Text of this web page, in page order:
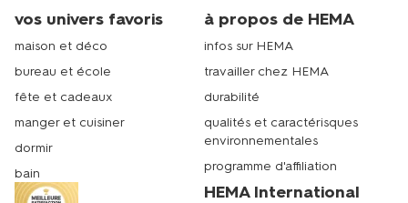
vos univers favoris
maison et déco
bureau et école
fête et cadeaux
manger et cuisiner
dormir
bain
à propos de HEMA
infos sur HEMA
travailler chez HEMA
durabilité
qualités et caractérisques
environnementales
programme d'affiliation
HEMA International